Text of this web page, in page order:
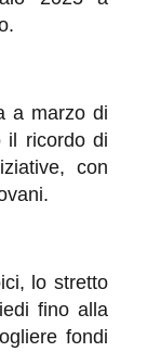
a marzo di
il ricordo di
con
lo stretto
fino alla
fondi